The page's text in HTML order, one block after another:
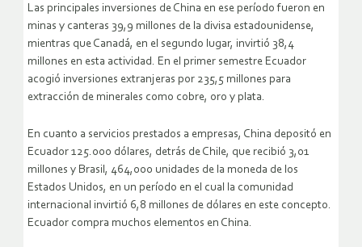
Las principales inversiones de China en ese período fueron en
minas y canteras 39,9 millones de la divisa estadounidense,
mientras que Canadá, en el segundo lugar, invirtió 38,4
millones en esta actividad. En el primer semestre Ecuador
acogió inversiones extranjeras por 235,5 millones para
extracción de minerales como cobre, oro y plata.
En cuanto a servicios prestados a empresas, China depositó en
Ecuador 125.000 dólares, detrás de Chile, que recibió 3,01
millones y Brasil, 464,000 unidades de la moneda de los
Estados Unidos, en un período en el cual la comunidad
internacional invirtió 6,8 millones de dólares en este concepto.
Ecuador compra muchos elementos en China.